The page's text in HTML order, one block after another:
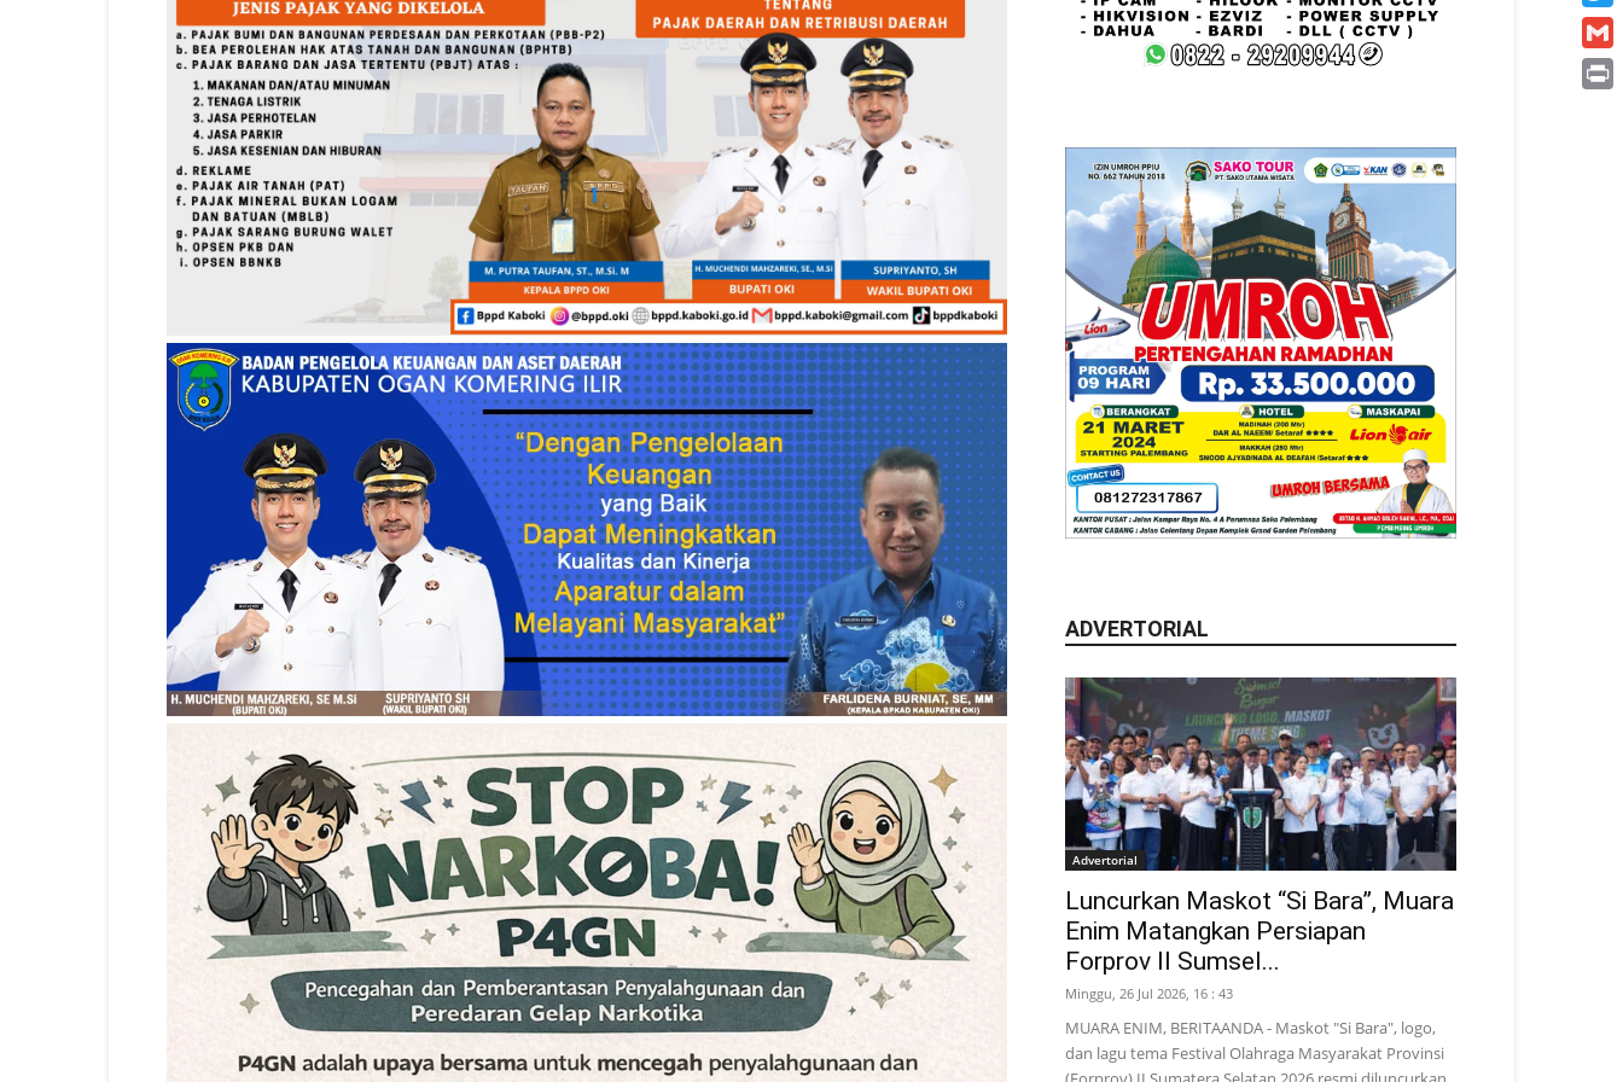
ADVERTORIAL
Advertorial
Luncurkan Maskot “Si Bara”, Muara
Enim Matangkan Persiapan
Forprov II Sumsel...
Minggu, 26 Jul 2026, 16 : 43
MUARA ENIM, BERITAANDA - Maskot "Si Bara", logo,
dan lagu tema Festival Olahraga Masyarakat Provinsi